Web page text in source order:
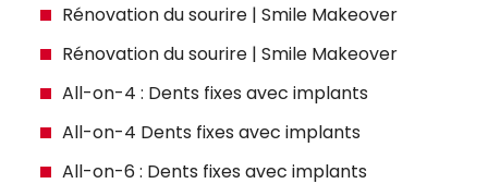
Rénovation du sourire | Smile Makeover
Rénovation du sourire | Smile Makeover
All-on-4 : Dents fixes avec implants
All-on-4 Dents fixes avec implants
All-on-6 : Dents fixes avec implants